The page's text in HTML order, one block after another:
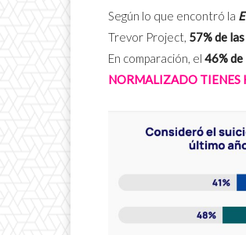
Según lo que encontró la
Trevor Project, 57% de
En comparación, el 46% de
NORMALIZADO TIENES